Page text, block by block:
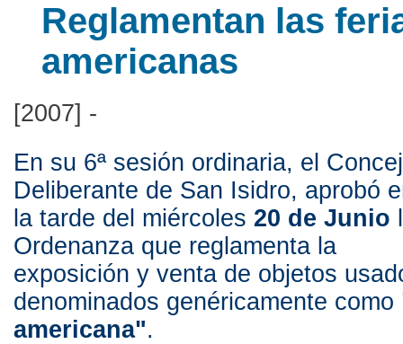
Reglamentan las
americanas
[2007] -
En su 6ª sesión ordinaria, el
Deliberante de San Isidro, aprobó
la tarde del miércoles 20 de Junio
Ordenanza que reglamenta la
exposición y venta de objetos
denominados genéricamente como
americana".